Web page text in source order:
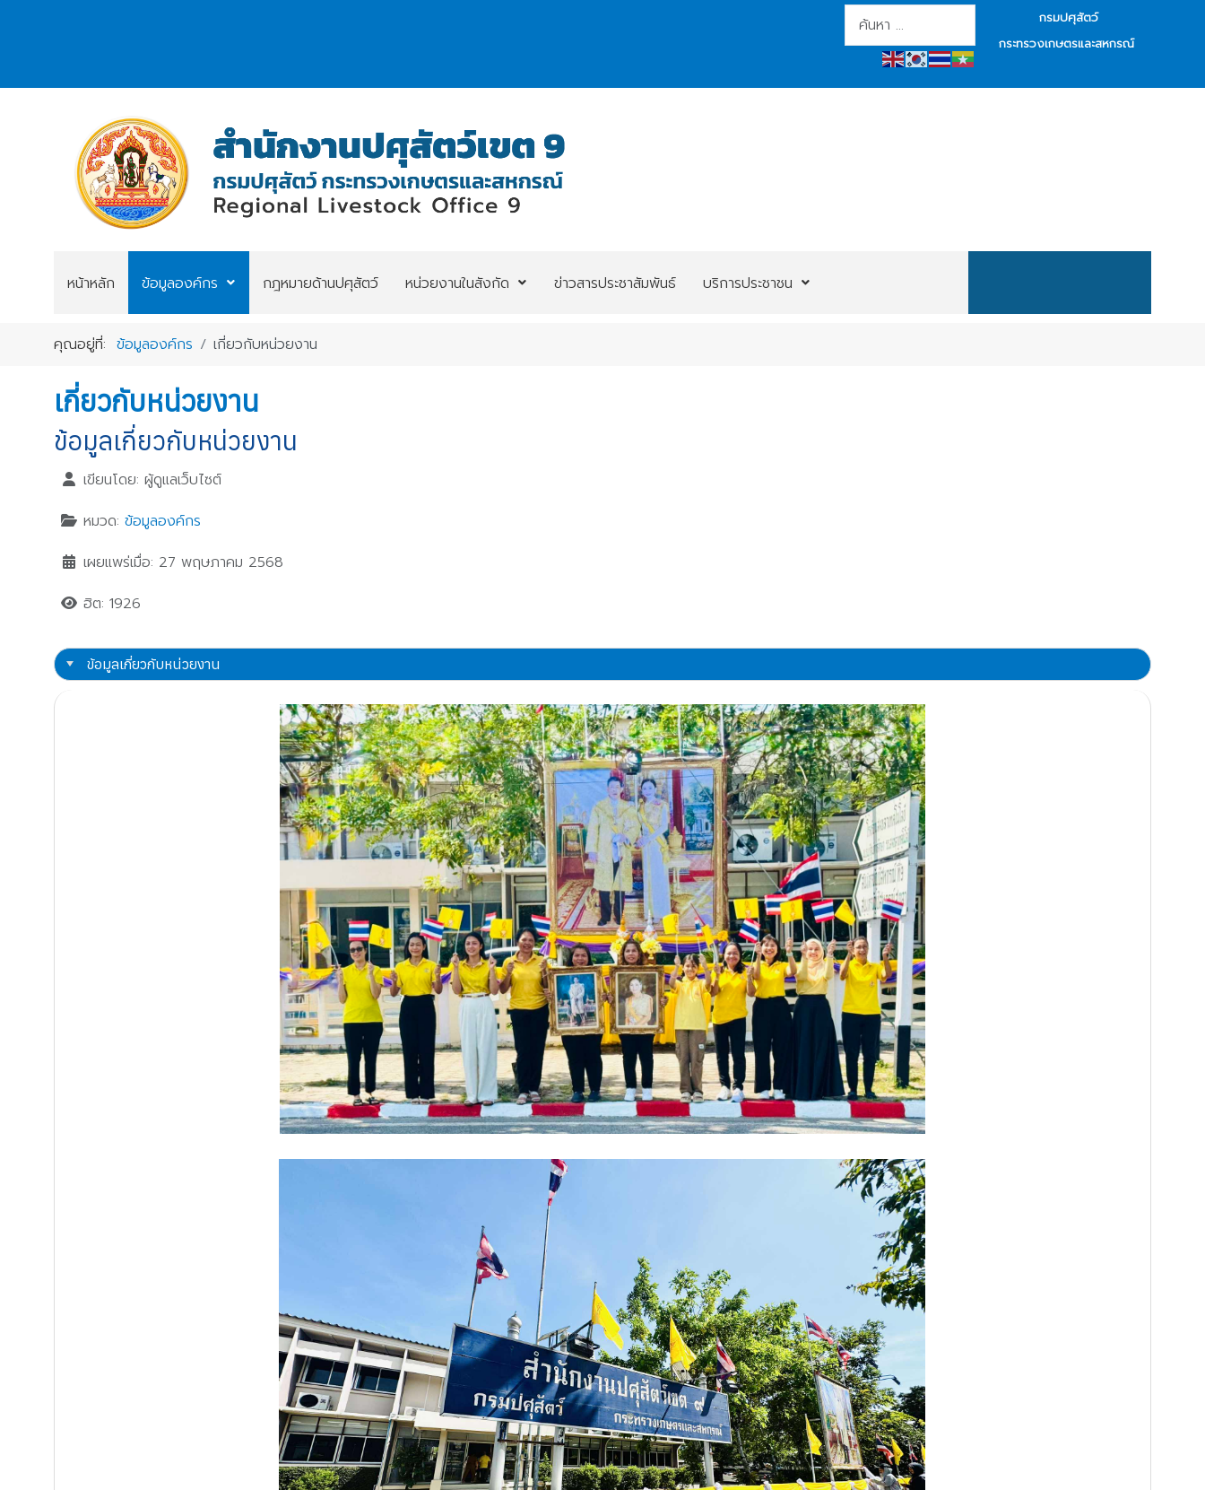
การค้นหา
กรมปศุสัตว์
กระทรวงเกษตรและสหกรณ์
หน้าหลัก ข้อมูลองค์กร กฎหมายด้านปศุสัตว์ หน่วยงานในสังกัด ข่าวสารประชาสัมพันธ์ บริการประชาชน
คุณอยู่ที่:ข้อมูลองค์กร เกี่ยวกับหน่วยงาน
เกี่ยวกับหน่วยงาน
ข้อมูลเกี่ยวกับหน่วยงาน
เขียนโดย:ผู้ดูแลเว็บไซต์
หมวด:ข้อมูลองค์กร
เผยแพร่เมื่อ: 27 พฤษภาคม 2568
ฮิต: 1926
ข้อมูลเกี่ยวกับหน่วยงาน